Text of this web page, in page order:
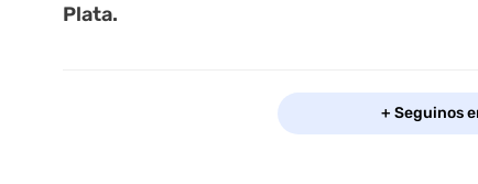
Plata.
+ Seguinos